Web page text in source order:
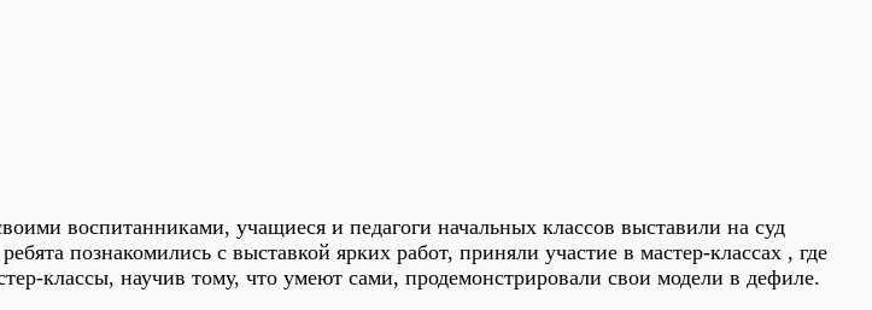
воспитанниками, учащиеся и педагоги начальных классов выставили на суд
познакомились с выставкой ярких работ, приняли участие в мастер-классах , где
классы, научив тому, что умеют сами, продемонстрировали свои модели в дефиле.